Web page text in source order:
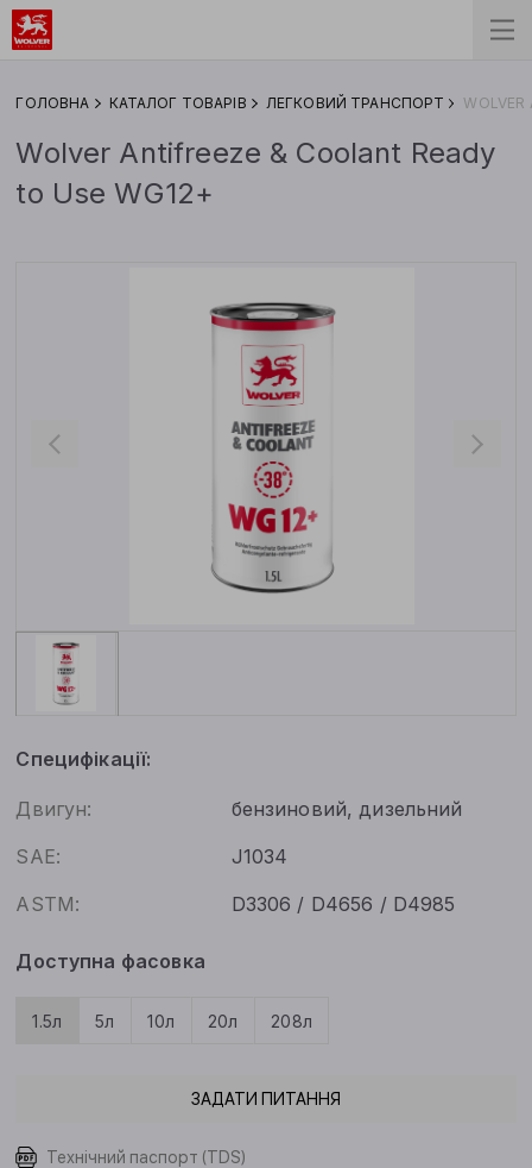
ГОЛОВНА КАТАЛОГ ТОВАРІВ ЛЕГКОВИЙ ТРАНСПОРТ WOLVER
Wolver Antifreeze & Coolant Ready
to Use WG12+
Специфікації:
Двигун:
бензиновий, дизельний
SAE:
J1034
ASTM:
D3306 / D4656 / D4985
Доступна фасовка
1.5л 5л 10л 20л 208л
ЗАДАТИ ПИТАННЯ
Технічний паспорт (TDS)